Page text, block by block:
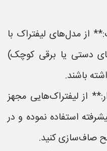
از مدل‌های لیفتراک با
دستی یا برقی کوچک)
باشند.
از لیفتراک‌هایی مجهز
استفاده نموده و در
صاف‌سازی کنید.